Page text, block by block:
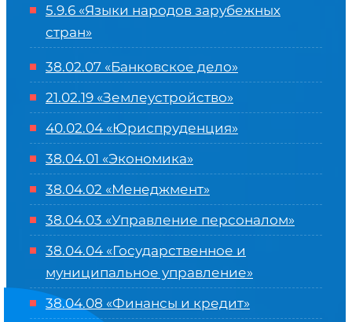
5.9.6 «Языки народов зарубежных
стран»
38.02.07 «Банковское дело»
21.02.19 «Землеустройство»
40.02.04 «Юриспруденция»
38.04.01 «Экономика»
38.04.02 «Менеджмент»
38.04.03 «Управление персоналом»
38.04.04 «Государственное и
муниципальное управление»
38.04.08 «Финансы и кредит»